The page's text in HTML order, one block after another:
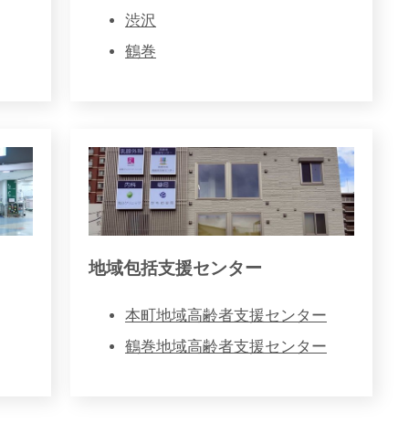
渋沢
鶴巻
地域包括支援センター
本町地域高齢者支援センター
鶴巻地域高齢者支援センター